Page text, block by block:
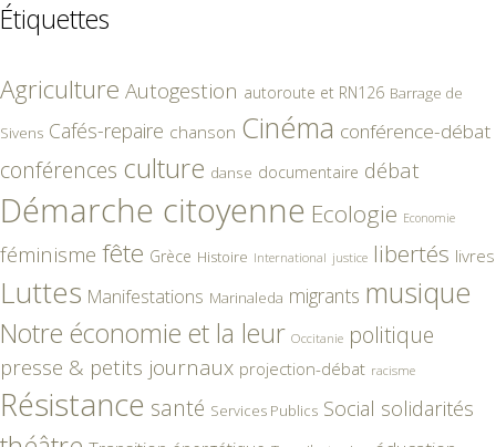
Étiquettes
Agriculture Autogestion autoroute et RN126 Barrage de
Sivens Cafés-repaire chanson Cinéma conférence-débat
conférences culture danse documentaire débat
Démarche citoyenne Ecologie Economie
féminisme fête Grèce Histoire International justice libertés livres
Luttes Manifestations Marinaleda migrants musique
Notre économie et la leur Occitanie politique
presse & petits journaux projection-débat racisme
Résistance santé Services Publics Social solidarités